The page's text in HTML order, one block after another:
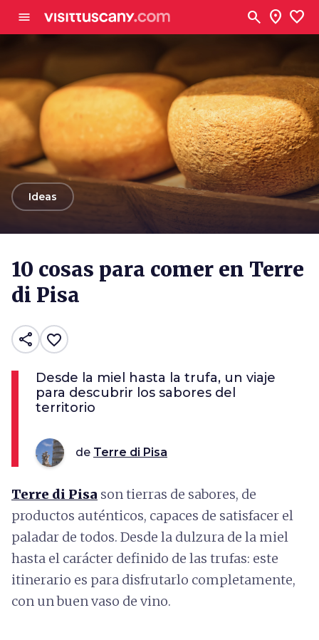
menu search location_on favorite
arrow_backIdeas
10 cosas para comer en Terre
di Pisa
share favorite_border
Desde la miel hasta la trufa, un viaje
para descubrir los sabores del
territorio
de Terre di Pisa
Terre di Pisa son tierras de sabores, de
productos auténticos, capaces de satisfacer el
paladar de todos. Desde la dulzura de la miel
hasta el carácter definido de las trufas: este
itinerario es para disfrutarlo completamente,
con un buen vaso de vino.